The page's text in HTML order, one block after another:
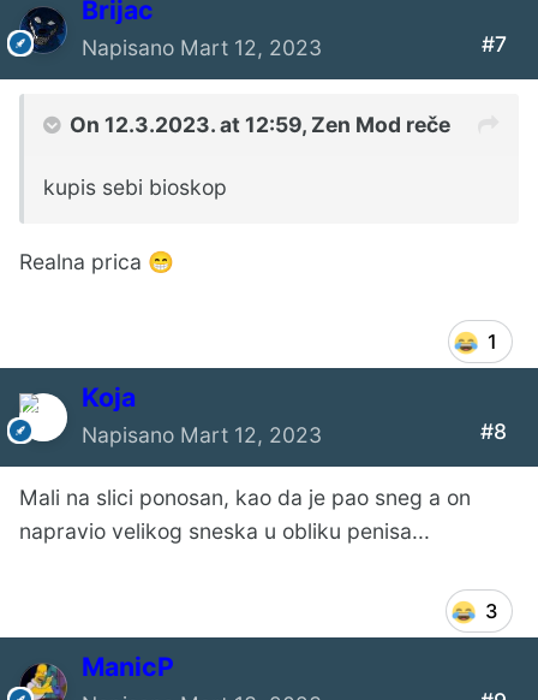
Brijac
Napisano Mart 12, 2023 #7
On 12.3.2023. at 12:59, Zen Mod reče
kupis sebi bioskop
Realna prica 😁
1
Koja
Napisano Mart 12, 2023 #8
Mali na slici ponosan, kao da je pao sneg a on
napravio velikog sneska u obliku penisa...
3
ManicP